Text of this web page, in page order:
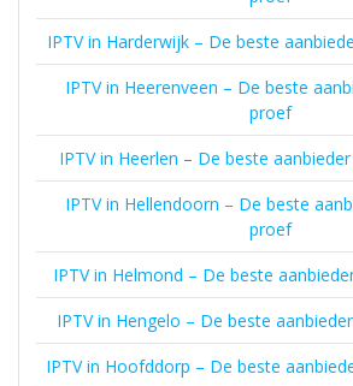
IPTV in Harderwijk – De beste
IPTV in Heerenveen – De beste
proef
IPTV in Heerlen – De beste
IPTV in Hellendoorn – De beste
proef
IPTV in Helmond – De beste
IPTV in Hengelo – De beste
IPTV in Hoofddorp – De beste